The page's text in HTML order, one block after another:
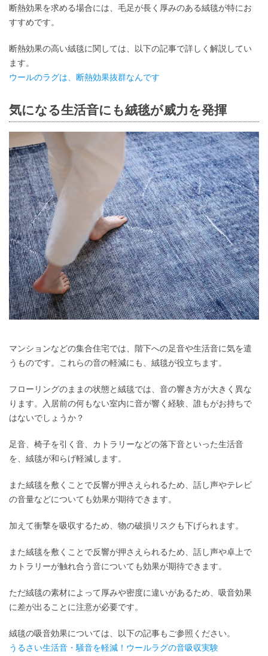
断熱効果を求める場合には、毛足が長く厚みのある絨毯が特にお
すすめです。
断熱効果の高い絨毯に関しては、以下の記事で詳しく解説してい
ます。
ウールのラグは、断熱効果抜群なんです
気になる生活音にも絨毯が威力を発揮
マンションなどの集合住宅では、階下への足音や生活音に気を遣
うものです。これらの音の軽減にも、絨毯が役立ちます。
フローリングのままの状態と絨毯では、音の響き方が大きく異な
ります。入居前の何もない室内に音が響く経験、誰もがお持ちで
はないでしょうか？
足音、椅子を引く音、カトラリーなどの落下音といった生活音
を、絨毯が和らげ軽減します。
また絨毯を敷くことで反響が押さえられるため、話し声やテレビ
の音量などについても効果が期待できます。
加えて衝撃を吸収するため、物の破損リスクも下げられます。
また絨毯を敷くことで反響が押さえられるため、話し声や卓上で
カトラリーが触れ合う音についても効果が期待できます。
ただ絨毯の素材によって厚みや密度に違いがあるため、吸音効果
に差が出ることに注意が必要です。
絨毯の吸音効果については、以下の記事もご参照ください。
うるさい生活音・騒音を軽減！ウールラグの音吸収実験